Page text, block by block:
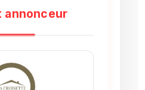
annonceur